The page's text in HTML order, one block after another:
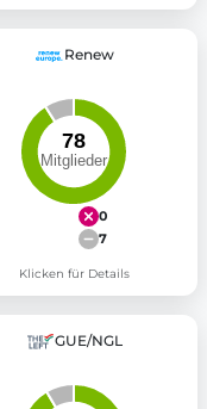
Renew
0
7
Klicken für Details
GUE/NGL